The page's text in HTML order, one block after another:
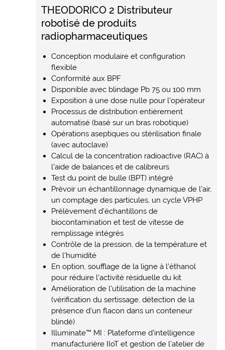
THEODORICO 2 Distributeur
robotisé de produits
radiopharmaceutiques
Conception modulaire et configuration
flexible
Conformité aux BPF
Disponible avec blindage Pb 75 ou 100 mm
Exposition à une dose nulle pour l’opérateur
Processus de distribution entièrement
automatisé (basé sur un bras robotique)
Opérations aseptiques ou stérilisation finale
(avec autoclave)
Calcul de la concentration radioactive (RAC) à
l’aide de balances et de calibreurs
Test du point de bulle (BPT) intégré
Prévoir un échantillonnage dynamique de l’air,
un comptage des particules, un cycle VPHP
Prélèvement d’échantillons de
biocontamination et test de vitesse de
remplissage intégrés
Contrôle de la pression, de la température et
de l’humidité
En option, soufflage de la ligne à l’éthanol
pour réduire l’activité résiduelle du kit
Amélioration de l’utilisation de la machine
(vérification du sertissage, détection de la
présence d’un flacon dans un conteneur
blindé)
Illuminate™ MI : Plateforme d’intelligence
manufacturière IIoT et gestion de l’atelier de